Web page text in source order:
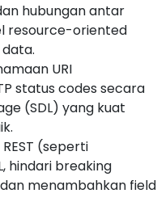
hubungan antar
resource-oriented
URI
status codes secara
(SDL) yang kuat
(seperti
hindari breaking
menambahkan field